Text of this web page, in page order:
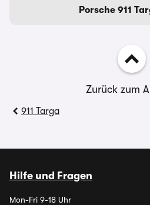
Porsche 911
Zurück zum
911 Targa
Hilfe und Fragen
Mon-Fri 9-18 Uhr